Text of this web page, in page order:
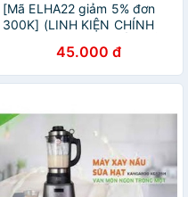
[Mã ELHA22 giảm 5% đơn
300K] (LINH KIỆN CHÍNH
TINH MÁY XAY SINH TỐ
KANGAROO KG302 KG304
KG305
45.000 đ